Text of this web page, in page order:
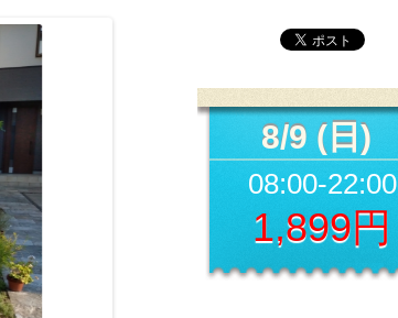
8/9 (日)
08:00-22:00
1,899円